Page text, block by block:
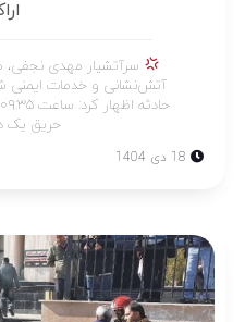
سرآتشیار مهدی نجفی،
آتش‌نشانی و خدمات ایمنی
حریق یک
18 دی 1404